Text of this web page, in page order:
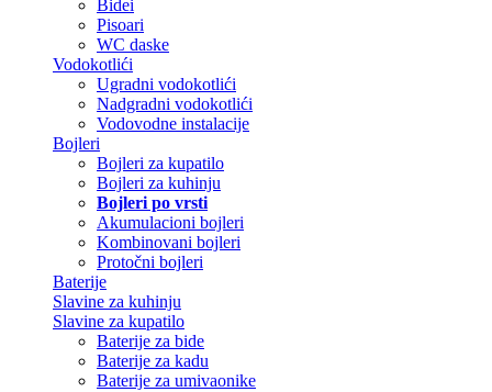
Bidei
Pisoari
WC daske
Vodokotlići
Ugradni vodokotlići
Nadgradni vodokotlići
Vodovodne instalacije
Bojleri
Bojleri za kupatilo
Bojleri za kuhinju
Bojleri po vrsti
Akumulacioni bojleri
Kombinovani bojleri
Protočni bojleri
Baterije
Slavine za kuhinju
Slavine za kupatilo
Baterije za bide
Baterije za kadu
Baterije za umivaonike